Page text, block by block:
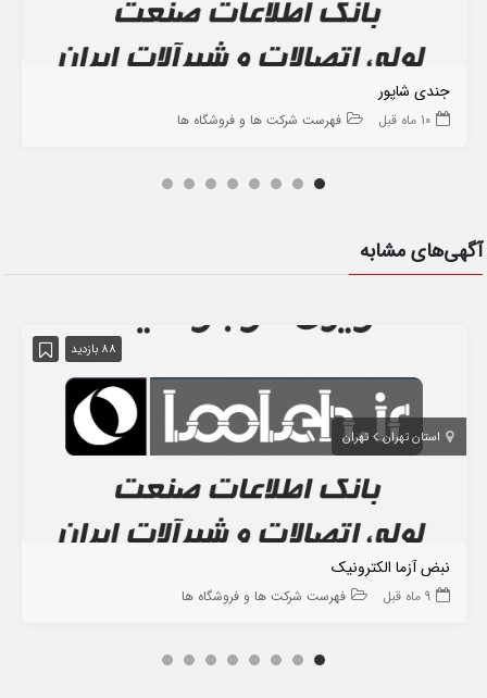
جندی شاپور
10 ماه قبل فهرست شرکت ها و فروشگاه ها
آگهی‌های مشابه
88 بازدید
استان تهران تهران
نبض آزما الکترونیک
9 ماه قبل فهرست شرکت ها و فروشگاه ها